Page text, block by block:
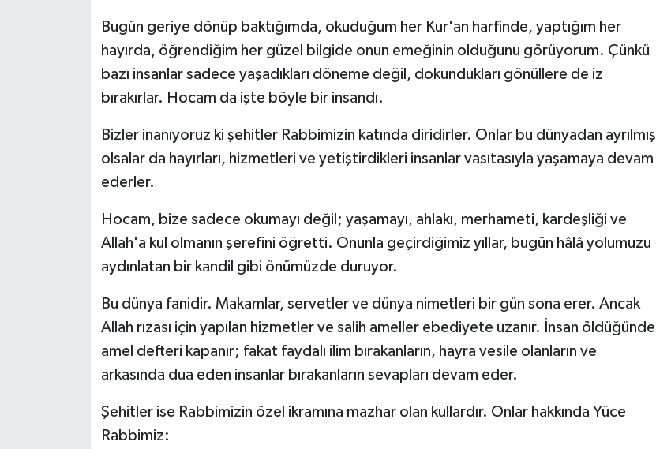
Bugün geriye dönüp baktığımda, okuduğum her Kur'an harfinde, yaptığım her
hayırda, öğrendiğim her güzel bilgide onun emeğinin olduğunu görüyorum. Çünkü
bazı insanlar sadece yaşadıkları döneme değil, dokundukları gönüllere de iz
bırakırlar. Hocam da işte böyle bir insandı.
Bizler inanıyoruz ki şehitler Rabbimizin katında diridirler. Onlar bu dünyadan ayrılmış
olsalar da hayırları, hizmetleri ve yetiştirdikleri insanlar vasıtasıyla yaşamaya devam
ederler.
Hocam, bize sadece okumayı değil; yaşamayı, ahlakı, merhameti, kardeşliği ve
Allah'a kul olmanın şerefini öğretti. Onunla geçirdiğimiz yıllar, bugün hâlâ yolumuzu
aydınlatan bir kandil gibi önümüzde duruyor.
Bu dünya fanidir. Makamlar, servetler ve dünya nimetleri bir gün sona erer. Ancak
Allah rızası için yapılan hizmetler ve salih ameller ebediyete uzanır. İnsan öldüğünde
amel defteri kapanır; fakat faydalı ilim bırakanların, hayra vesile olanların ve
arkasında dua eden insanlar bırakanların sevapları devam eder.
Şehitler ise Rabbimizin özel ikramına mazhar olan kullardır. Onlar hakkında Yüce
Rabbimiz: